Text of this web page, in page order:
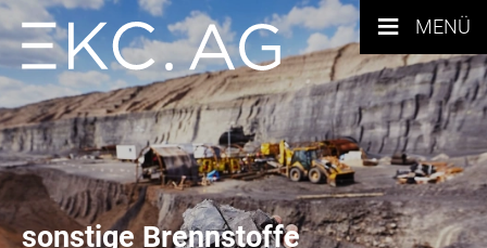
≡ MENÜ
sonstige Brennstoffe